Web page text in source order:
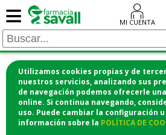
Utilizamos cookies propias y de
nuestros servicios, analizando sus
de navegación podemos ofrecerle
online. Si continua navegando,
uso. Puede cambiar la configuración
información sobre la POLÍTICA DE
≡ MI CUENTA
¡COMPRA CÓMODAMENTE
EN LA
o si lo prefieres te lo